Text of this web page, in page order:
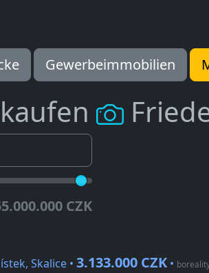
Gewerbeimmobilien
CZK
Skalice • 3.133.000 CZK •